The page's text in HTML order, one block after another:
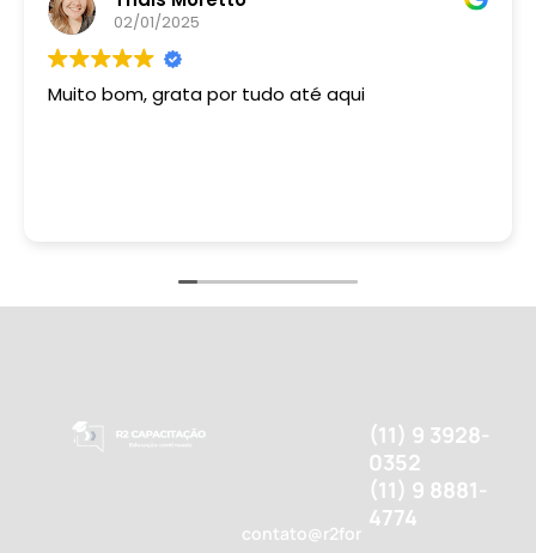
02/01/2025
Muito bom, grata por tudo até aqui
contato@r2for
(11) 9 3928-
0352
(11) 9 8881-
4774